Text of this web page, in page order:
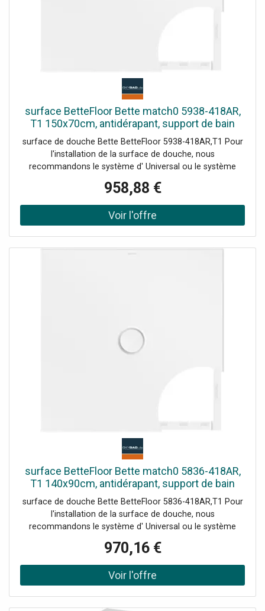
surface BetteFloor Bette match0 5938-418AR,
T1 150x70cm, antidérapant, support de bain
Mini , Blue satin
surface de douche Bette BetteFloor 5938-418AR,T1 Pour
l'installation de la surface de douche, nous
recommandons le système d' Universal ou le système
alternativement le système de pied Plage de réglage 80-
200 mm avec tapis anti-drones insonorisants
958,88 €
surface BetteFloor Bette match0 5836-418AR,
T1 140x90cm, antidérapant, support de bain
Mini , Blue satin
surface de douche Bette BetteFloor 5836-418AR,T1 Pour
l'installation de la surface de douche, nous
recommandons le système d' Universal ou le système
alternativement le système de pied Plage de réglage 80-
200 mm avec tapis anti-drones insonorisants
970,16 €